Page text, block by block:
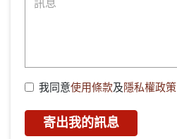
我同意使用條款及隱私權政策
寄出我的訊息